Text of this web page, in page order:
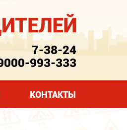
КОНТАКТЫ
7-38-24
993-333